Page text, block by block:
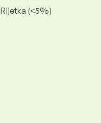
Rijetka (<5%)